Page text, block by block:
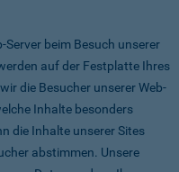
Server beim Besuch unserer
auf der Festplatte Ihres
die Besucher unserer Web-
Inhalte besonders
die Inhalte unserer Sites
abstimmen. Unsere